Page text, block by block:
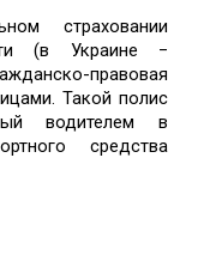
страховании
(в Украине −
правовая
Такой полис
водителем в
средства